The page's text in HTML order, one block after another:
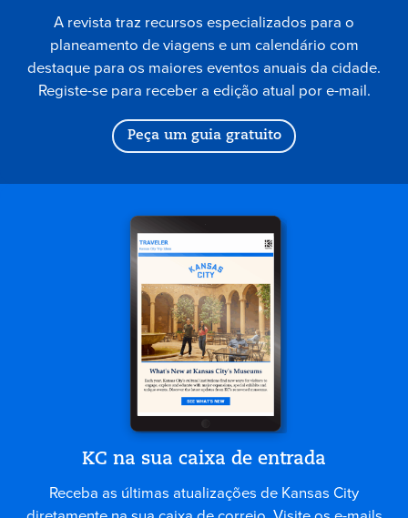
A revista traz recursos especializados para o
planeamento de viagens e um calendário com
destaque para os maiores eventos anuais da cidade.
Registe-se para receber a edição atual por e-mail.
Peça um guia gratuito
KC na sua caixa de entrada
Receba as últimas atualizações de Kansas City